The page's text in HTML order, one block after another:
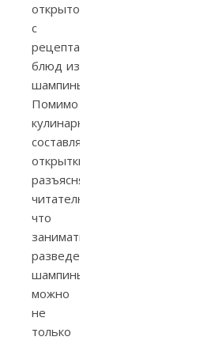
открыток
с
рецептами
блюд из
шампиньонов.
Помимо
кулинарной
составляющей,
открытки
разъясняли
читателю,
что
заниматься
разведением
шампиньонов
можно
не
только